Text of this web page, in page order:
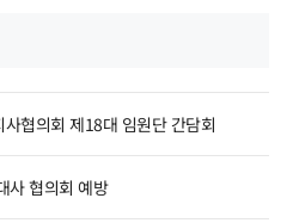
사협의회 제18대 임원단 간담회
사 협의회 예방